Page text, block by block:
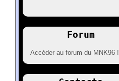
Forum
Accéder au forum du MNK96 !